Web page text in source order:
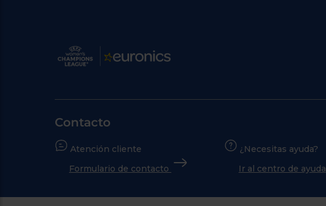
Contacto
Atención cliente
Formulario de contacto
¿Necesitas ayuda?
Ir al centro de ayuda